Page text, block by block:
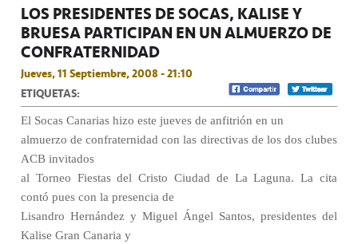
LOS PRESIDENTES DE SOCAS, KALISE Y
BRUESA PARTICIPAN EN UN ALMUERZO DE
CONFRATERNIDAD
Jueves, 11 Septiembre, 2008 - 21:10
ETIQUETAS:
El Socas Canarias hizo este jueves de anfitrión en un
almuerzo de confraternidad con las directivas de los dos clubes
ACB invitados
al Torneo Fiestas del Cristo Ciudad de La Laguna. La cita
contó pues con la presencia de
Lisandro Hernández y Miguel Ángel Santos, presidentes del
Kalise Gran Canaria y